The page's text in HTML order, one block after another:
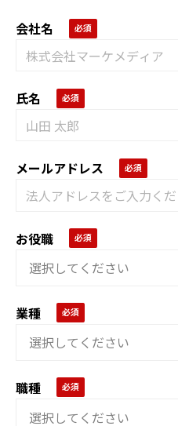
会社名
氏名
メールアドレス
お役職
業種
職種